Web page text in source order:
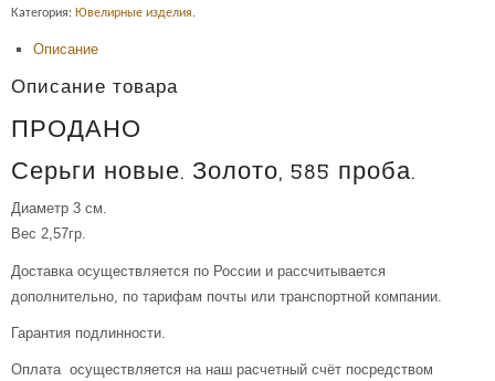
Категория: Ювелирные изделия.
Описание
Описание товара
ПРОДАНО
Серьги новые. Золото, 585 проба.
Диаметр 3 см.
Вес 2,57гр.
Доставка осуществляется по России и рассчитывается
дополнительно, по тарифам почты или транспортной компании.
Гарантия подлинности.
Оплата осуществляется на наш расчетный счёт посредством